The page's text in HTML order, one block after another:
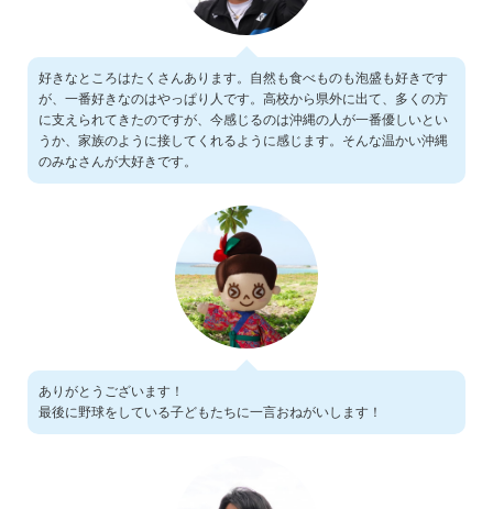
好きなところはたくさんあります。自然も食べものも泡盛も好きです
が、一番好きなのはやっぱり人です。高校から県外に出て、多くの方
に支えられてきたのですが、今感じるのは沖縄の人が一番優しいとい
うか、家族のように接してくれるように感じます。そんな温かい沖縄
のみなさんが大好きです。
ありがとうございます！
最後に野球をしている子どもたちに一言おねがいします！